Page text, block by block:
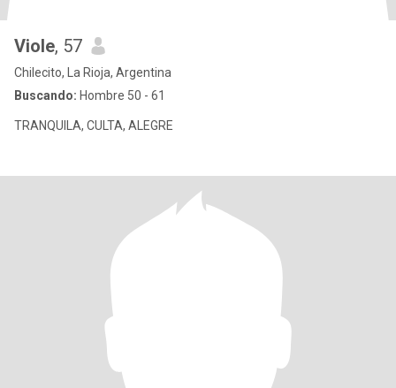
Viole, 57
Chilecito, La Rioja, Argentina
Buscando: Hombre 50 - 61
TRANQUILA, CULTA, ALEGRE